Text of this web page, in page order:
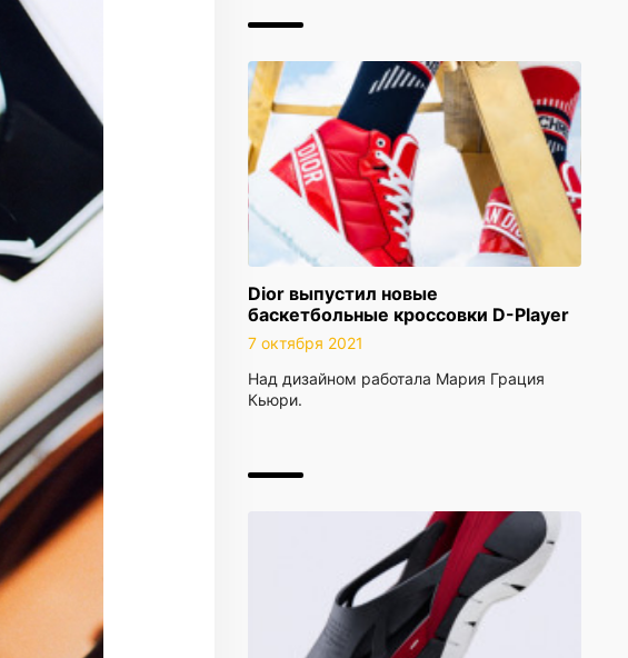
Dior выпустил новые
баскетбольные кроссовки D-Player
7 октября 2021
Над дизайном работала Мария Грация
Кьюри.